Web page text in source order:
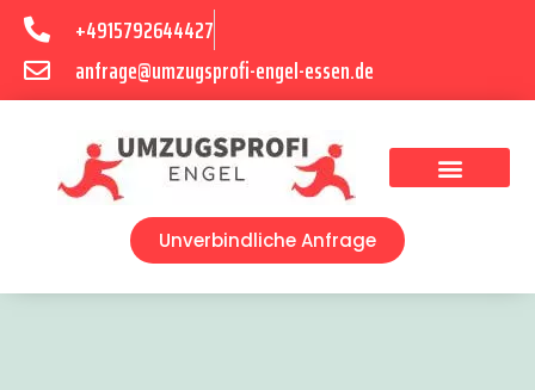
+4915792644427
anfrage@umzugsprofi-engel-essen.de
Unverbindliche Anfrage